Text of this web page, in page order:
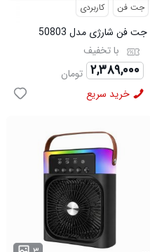
جت فن کاربردی
جت فن شارژی مدل 50803
با تخفیف
۲,۳۸۹,۰۰۰ تومان
خرید سریع